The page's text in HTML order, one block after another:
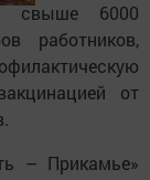
свыше 6000
работников,
от
– Прикамье»